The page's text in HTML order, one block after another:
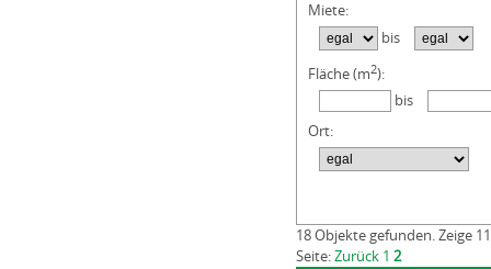
Miete:
bis
Fläche (m2):
bis
Ort:
18 Objekte gefunden. Zeige
Seite: Zurück 1 2